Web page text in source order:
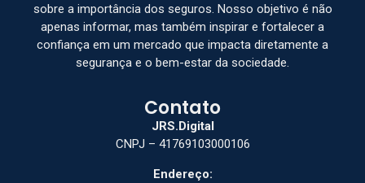
sobre a importância dos seguros. Nosso objetivo é não
apenas informar, mas também inspirar e fortalecer a
confiança em um mercado que impacta diretamente a
segurança e o bem-estar da sociedade.
Contato
JRS.Digital
CNPJ – 41769103000106
Endereço: